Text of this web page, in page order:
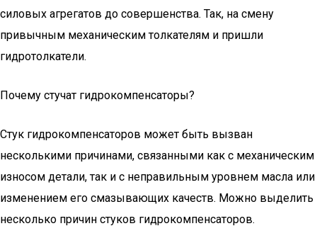
силовых агрегатов до совершенства. Так, на смену
привычным механическим толкателям и пришли
гидротолкатели.
Почему стучат гидрокомпенсаторы?
Стук гидрокомпенсаторов может быть вызван
несколькими причинами, связанными как с механическим
износом детали, так и с неправильным уровнем масла или
изменением его смазывающих качеств. Можно выделить
несколько причин стуков гидрокомпенсаторов.